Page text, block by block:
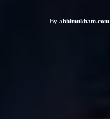
By abhimukham.com